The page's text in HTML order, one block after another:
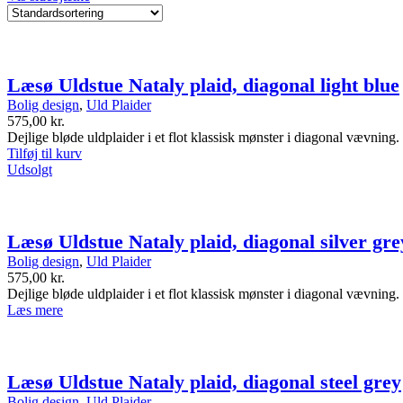
Læsø Uldstue Nataly plaid, diagonal light blue
Bolig design, Uld Plaider
575,00 kr.
Dejlige bløde uldplaider i et flot klassisk mønster i diagonal vævning.
Tilføj til kurv
Udsolgt
Læsø Uldstue Nataly plaid, diagonal silver
Bolig design, Uld Plaider
575,00 kr.
Dejlige bløde uldplaider i et flot klassisk mønster i diagonal vævning.
Læs mere
Læsø Uldstue Nataly plaid, diagonal steel grey